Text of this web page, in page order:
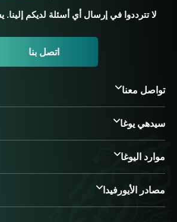
لا تترددوا في إرسال أي أسئلة لديكم إلينا.
اتصل بنا
تواصل معنا
سيدهي يوغا
موارد اليوغا
مصادر الأيورفيدا